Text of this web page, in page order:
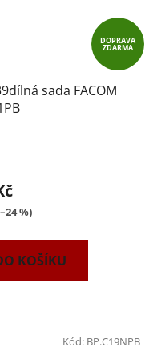
DOPRAVA
ZDARMA
sada FACOM
%)
KOŠÍKU
Kód: BP.C19NPB